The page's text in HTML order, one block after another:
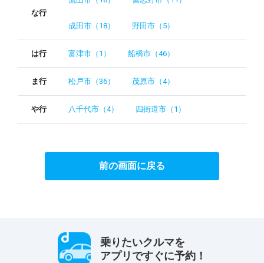
な行
成田市（18） 野田市（5）
は行 富津市（1） 船橋市（46）
ま行 松戸市（36） 茂原市（4）
や行 八千代市（4） 四街道市（1）
前の画面に戻る
乗りたいクルマを
アプリですぐに予約！